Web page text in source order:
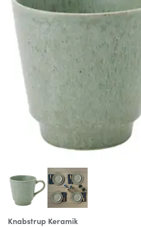
Knabstrup Keramik